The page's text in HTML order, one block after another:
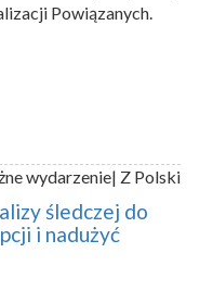
Powiązanych.
wydarzenie| Z Polski
śledczej do
i nadużyć